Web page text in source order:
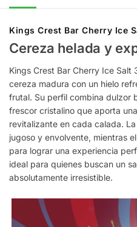
Kings Crest Bar Cherry Ice
Cereza helada y
Kings Crest Bar Cherry Ice
cereza madura con un hielo
frutal. Su perfil combina dulzor
frescor cristalino que aporta
revitalizante en cada calada.
jugoso y envolvente, mientras
para lograr una experiencia
ideal para quienes buscan un
absolutamente irresistible.